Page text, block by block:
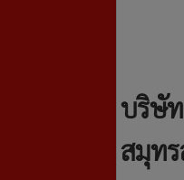
บริษั
สมุท